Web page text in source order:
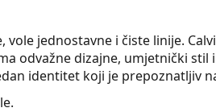
jednostavne i čiste linije.
odvažne dizajne, umjetnički stil
identitet koji je prepoznatljiv